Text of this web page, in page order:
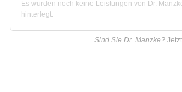
Es wurden noch keine Leistungen von Dr.
hinterlegt.
Sind Sie Dr. Manzke? Jetzt